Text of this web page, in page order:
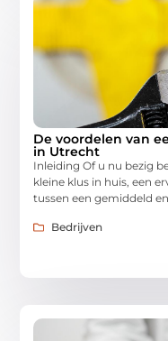
De voordelen van
in Utrecht
Inleiding Of u nu bezig
kleine klus in huis, een
tussen een gemiddeld en
Bedrijven